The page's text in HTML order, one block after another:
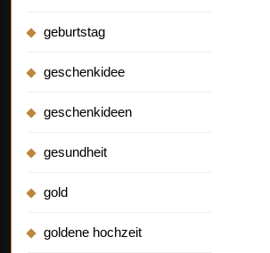
geburtstag
geschenkidee
geschenkideen
gesundheit
gold
goldene hochzeit